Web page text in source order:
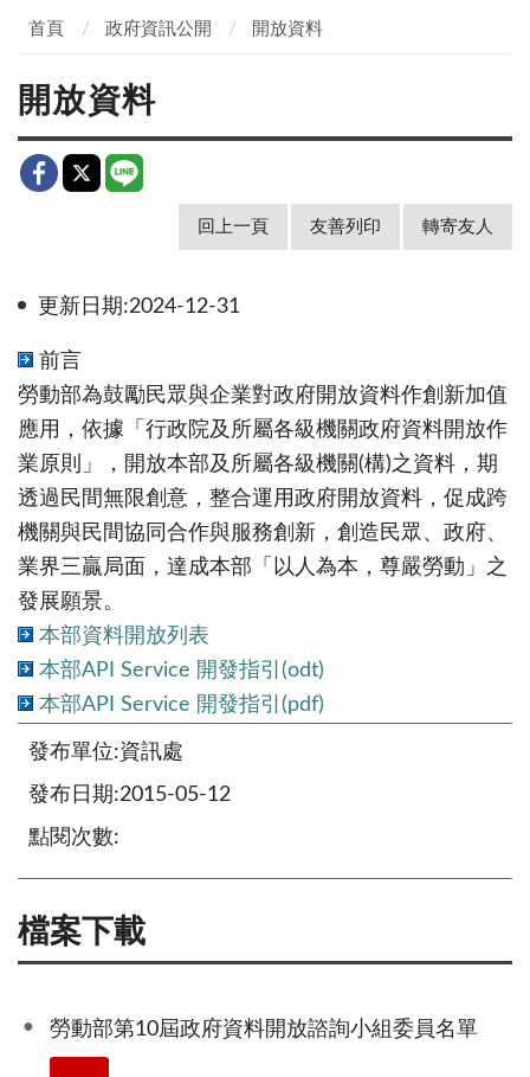
首頁 政府資訊公開 開放資料
開放資料
回上一頁 友善列印 轉寄友人
更新日期:2024-12-31
前言
勞動部為鼓勵民眾與企業對政府開放資料作創新加值
應用，依據「行政院及所屬各級機關政府資料開放作
業原則」，開放本部及所屬各級機關(構)之資料，期
透過民間無限創意，整合運用政府開放資料，促成跨
機關與民間協同合作與服務創新，創造民眾、政府、
業界三贏局面，達成本部「以人為本，尊嚴勞動」之
發展願景。
本部資料開放列表
本部API Service 開發指引(odt)
本部API Service 開發指引(pdf)
發布單位:資訊處
發布日期:2015-05-12
點閱次數:
檔案下載
勞動部第10屆政府資料開放諮詢小組委員名單